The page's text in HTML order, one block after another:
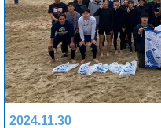
2024.11.30